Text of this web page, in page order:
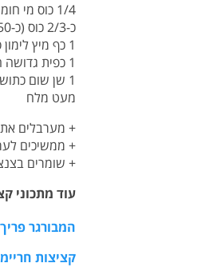
1/4 כוס מי חומוס (אפשר מפחית שימורים ואז לא צריך להוסיף מלח)
כ-2/3 כוס (כ-150 מ"ל) שמן צמחי
1 כף מיץ לימון סחוט טרי
1 כפית גדושה חרדל חלק
1 שן שום כתושה
מעט מלח
+ מערבלים
+ ממשיכים
+ שומרים
עוד מתכוני
המבורגר
קציצות